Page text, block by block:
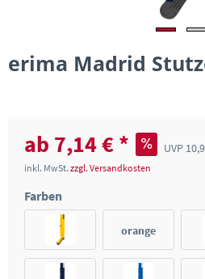
erima Madrid
ab 7,14 € * UVP
inkl. MwSt. zzgl. Versandkosten
Farben
orange